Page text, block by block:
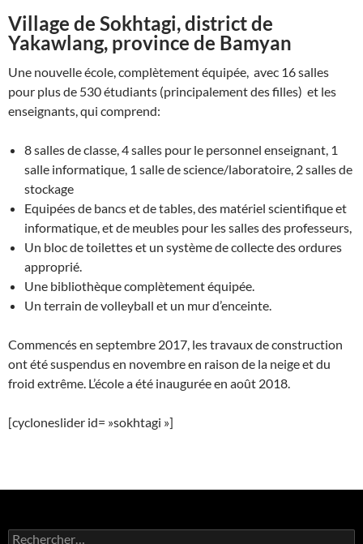
Village de Sokhtagi, district de
Yakawlang, province de Bamyan
Une nouvelle école, complètement équipée, avec 16 salles
pour plus de 530 étudiants (principalement des filles) et les
enseignants, qui comprend:
8 salles de classe, 4 salles pour le personnel enseignant, 1
salle informatique, 1 salle de science/laboratoire, 2 salles de
stockage
Equipées de bancs et de tables, des matériel scientifique et
informatique, et de meubles pour les salles des professeurs,
Un bloc de toilettes et un système de collecte des ordures
approprié.
Une bibliothèque complètement équipée.
Un terrain de volleyball et un mur d’enceinte.
Commencés en septembre 2017, les travaux de construction
ont été suspendus en novembre en raison de la neige et du
froid extrême. L’école a été inaugurée en août 2018.
[cycloneslider id= »sokhtagi »]
Rechercher :